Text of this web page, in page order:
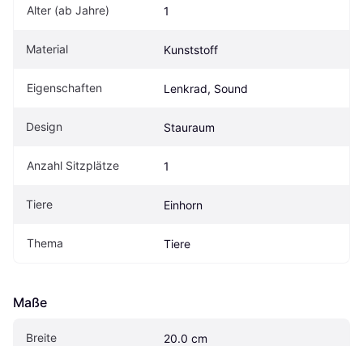
Alter (ab Jahre) 1
Material Kunststoff
Eigenschaften Lenkrad, Sound
Design Stauraum
Anzahl Sitzplätze 1
Tiere Einhorn
Thema Tiere
Maße
Breite 20.0 cm